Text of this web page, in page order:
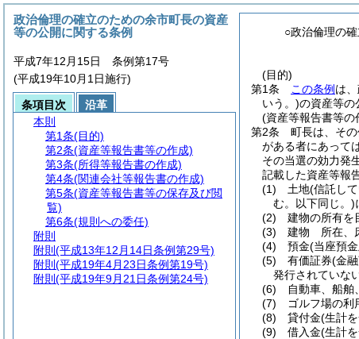
○政治倫理の
(目的)
第1条
この条例 は
いう。)の資産等の
(資産等報告書等の
第2条
町長は、そ
がある者にあって
その当選の効力発
記載した資産等報
(1)
土地(信託し
む。以下同じ。)
(2)
建物の所有を
(3)
建物 所在、
(4)
預金(当座預
(5)
有価証券(金
発行されていな
(6)
自動車、船舶
(7)
ゴルフ場の利
(8)
貸付金(生計
(9)
借入金(生計
政治倫理の確立のための余市町長の資産
等の公開に関する条例
平成7年12月15日 条例第17号
(平成19年10月1日施行)
条項目次
沿革
本則
第1条(目的)
第2条(資産等報告書等の作成)
第3条(所得等報告書の作成)
第4条(関連会社等報告書の作成)
第5条(資産等報告書等の保存及び閲
覧)
第6条(規則への委任)
附則
附則 (平成13年12月14日条例第29号)
附則 (平成19年4月23日条例第19号)
附則 (平成19年9月21日条例第24号)